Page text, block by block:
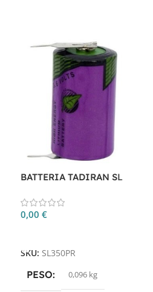
BATTERIA TADIRAN SL
0,00 €
SKU: SL350PR
PESO 0,096 kg